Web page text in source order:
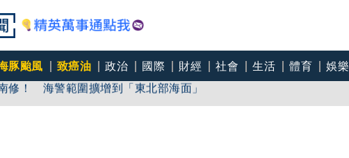
豚颱風 致癌油 政治 國際 財經 社會 生活 體育 娛樂
修！ 海警範圍擴增到「東北部海面」
綠批抹黑「欠陳時中一個道歉」 柯志恩反嗆：比病毒還要毒